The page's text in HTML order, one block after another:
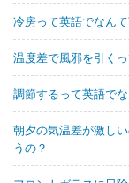
冷房って英語でなん
温度差で風邪を引く
調節するって英語で
朝夕の気温差が激し
うの？